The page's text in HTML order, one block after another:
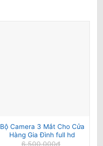
Bộ Camera 3 Mắt Cho Cửa
Hàng Gia Đình full hd
6.500.000₫